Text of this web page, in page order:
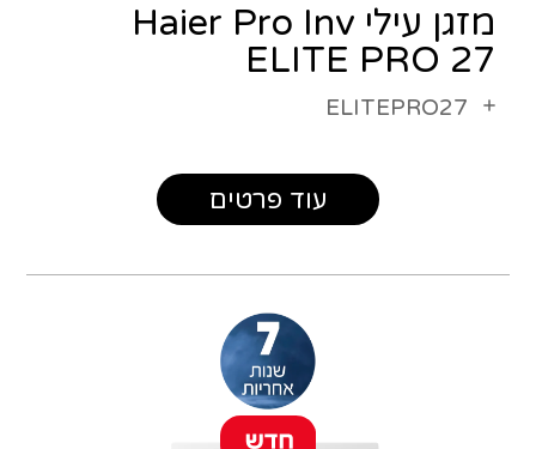
מזגן עילי Haier Pro Inv
ELITE PRO 27
ELITEPRO27
עוד פרטים